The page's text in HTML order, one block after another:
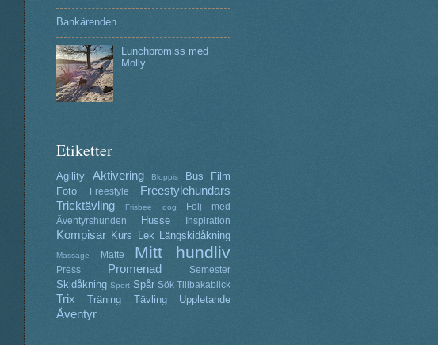
Bankärenden
Lunchpromiss med
Molly
Etiketter
Agility Aktivering Bloppis Bus
Film
Foto
Freestyle
Freestylehundars
Tricktävling
Frisbee dog
Följ med
Äventyrshunden
Husse Inspiration
Kompisar Kurs Lek Längskidåkning
Massage Matte Mitt hundliv
Press Promenad Semester
Skidåkning Sport Spår Sök Tillbakablick
Trix Träning Tävling Uppletande
Äventyr